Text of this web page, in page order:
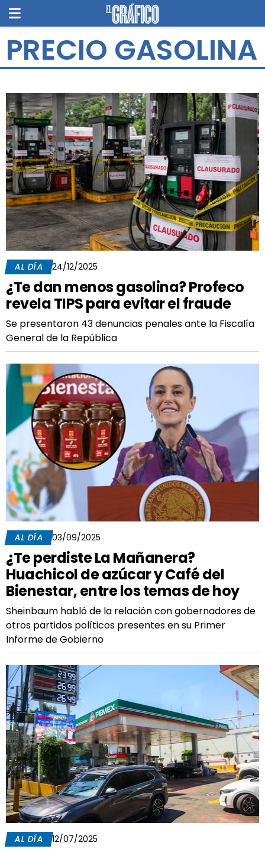
PRECIO GASOLINA
AL DÍA 24/12/2025
¿Te dan menos gasolina? Profeco
revela TIPS para evitar el fraude
Se presentaron 43 denuncias penales ante la Fiscalía
General de la República
AL DÍA 03/09/2025
¿Te perdiste La Mañanera?
Huachicol de azúcar y Café del
Bienestar, entre los temas de hoy
Sheinbaum habló de la relación con gobernadores de
otros partidos políticos presentes en su Primer
Informe de Gobierno
AL DÍA 12/07/2025